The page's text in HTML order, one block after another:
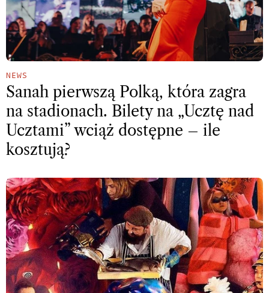
NEWS
Sanah pierwszą Polką, która zagra
na stadionach. Bilety na „Ucztę nad
Ucztami” wciąż dostępne – ile
kosztują?